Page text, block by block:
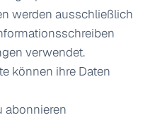
werden ausschließlich
verwendet.
können ihre Daten
abonnieren